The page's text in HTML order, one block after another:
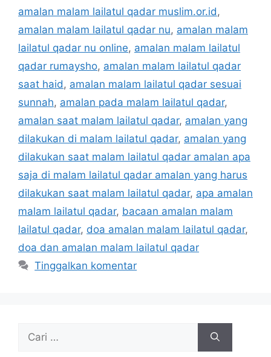
amalan malam lailatul qadar muslim.or.id ,
amalan malam lailatul qadar nu, amalan malam
lailatul qadar nu online, amalan malam lailatul
qadar rumaysho, amalan malam lailatul qadar
saat haid , amalan malam lailatul qadar sesuai
sunnah, amalan pada malam lailatul qadar,
amalan saat malam lailatul qadar, amalan yang
dilakukan di malam lailatul qadar, amalan yang
dilakukan saat malam lailatul qadar amalan apa
saja di malam lailatul qadar amalan yang harus
dilakukan saat malam lailatul qadar, apa amalan
malam lailatul qadar, bacaan amalan malam
lailatul qadar, doa amalan malam lailatul qadar,
doa dan amalan malam lailatul qadar
Tinggalkan komentar
untuk: